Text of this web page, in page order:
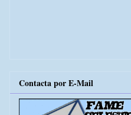
Contacta por E-Mail